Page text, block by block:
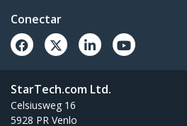
Conectar
StarTech.com Ltd.
Celsiusweg 16
5928 PR Venlo